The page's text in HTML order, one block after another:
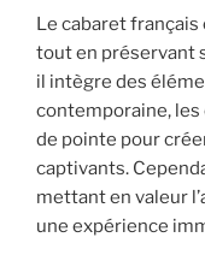
Le cabaret français
tout en préservant
il intègre des
contemporaine,
de pointe pour
captivants.
mettant en valeur
une expérience